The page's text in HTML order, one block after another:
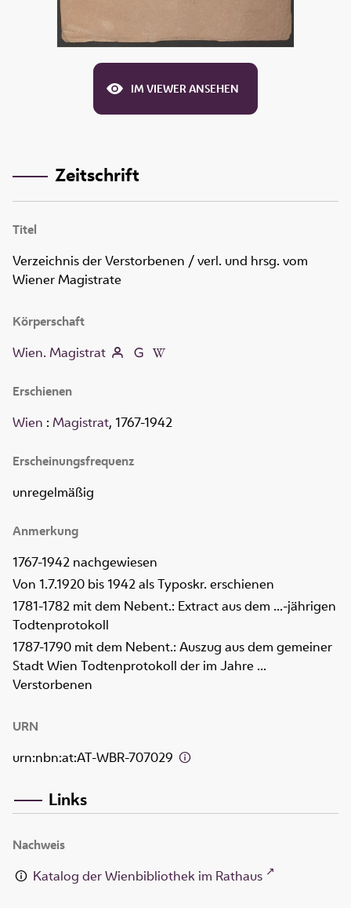
IM VIEWER ANSEHEN
Zeitschrift
Titel
Verzeichnis der Verstorbenen / verl. und hrsg. vom
Wiener Magistrate
Körperschaft
Wien. Magistrat
Erschienen
Wien : Magistrat, 1767-1942
Erscheinungsfrequenz
unregelmäßig
Anmerkung
1767-1942 nachgewiesen
Von 1.7.1920 bis 1942 als Typoskr. erschienen
1781-1782 mit dem Nebent.: Extract aus dem ...-jährigen
Todtenprotokoll
1787-1790 mit dem Nebent.: Auszug aus dem gemeiner
Stadt Wien Todtenprotokoll der im Jahre ...
Verstorbenen
URN
urn:nbn:at:AT-WBR-707029
Links
Nachweis
Katalog der Wienbibliothek im Rathaus